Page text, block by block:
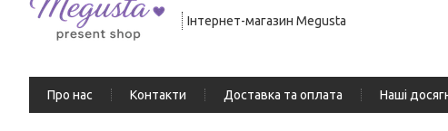
Інтернет-магазин Megusta
Про нас Контакти Доставка та оплата Наші